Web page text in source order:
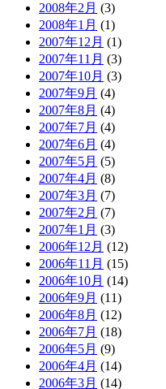
2008年2月 (3)
2008年1月 (1)
2007年12月 (1)
2007年11月 (3)
2007年10月 (3)
2007年9月 (4)
2007年8月 (4)
2007年7月 (4)
2007年6月 (4)
2007年5月 (5)
2007年4月 (8)
2007年3月 (7)
2007年2月 (7)
2007年1月 (3)
2006年12月 (12)
2006年11月 (15)
2006年10月 (14)
2006年9月 (11)
2006年8月 (12)
2006年7月 (18)
2006年5月 (9)
2006年4月 (14)
2006年3月 (14)